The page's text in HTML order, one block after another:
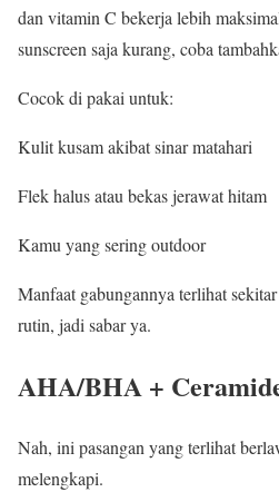
dan vitamin C bekerja lebih
sunscreen saja kurang, coba
Cocok di pakai untuk:
Kulit kusam akibat sinar matahari
Flek halus atau bekas jerawat hitam
Kamu yang sering outdoor
Manfaat gabungannya terlihat
rutin, jadi sabar ya.
AHA/BHA +
Nah, ini pasangan yang terlihat
melengkapi.